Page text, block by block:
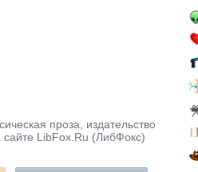
проза, издательство
сайте LibFox.Ru (ЛибФокс)